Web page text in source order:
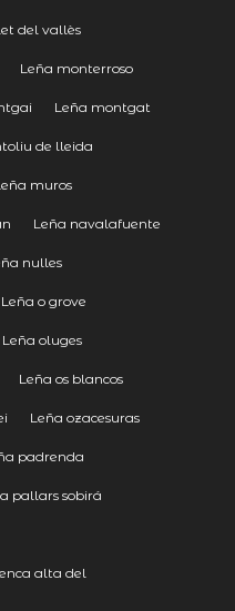
del vallès
Leña monterroso
Leña montgat
de lleida
muros
Leña navalafuente
nulles
Leña o grove
Leña oluges
Leña os blancos
Leña ozacesuras
padrenda
pallars sobirá
alta del